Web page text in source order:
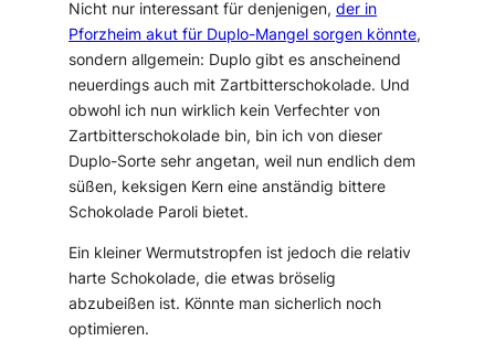
Nicht nur interessant für denjenigen,der in
Pforzheim akut für Duplo-Mangel sorgen könnte,
sondern allgemein: Duplo gibt es anscheinend
neuerdings auch mit Zartbitterschokolade. Und
obwohl ich nun wirklich kein Verfechter von
Zartbitterschokolade bin, bin ich von dieser
Duplo-Sorte sehr angetan, weil nun endlich dem
süßen, keksigen Kern eine anständig bittere
Schokolade Paroli bietet.
Ein kleiner Wermutstropfen ist jedoch die relativ
harte Schokolade, die etwas bröselig
abzubeißen ist. Könnte man sicherlich noch
optimieren.